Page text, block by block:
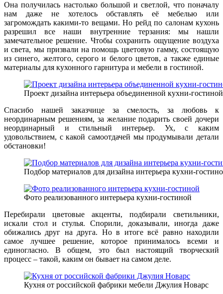
Она получилась настолько большой и светлой, что поначалу
нам даже не хотелось обставлять её мебелью или
загромождать какими-то вещами. Но рейд по салонам кухонь
разрешил все наши внутренние терзания: мы нашли
замечательное решение. Чтобы сохранить ощущение воздуха
и света, мы призвали на помощь цветовую гамму, состоящую
из синего, желтого, серого и белого цветов, а также единые
материалы для кухонного гарнитура и мебели в гостиной.
Проект дизайна интерьера объединенной кухни-гостиной
Спасибо нашей заказчице за смелость, за любовь к
неординарным решениям, за желание подарить своей дочери
неординарный и стильный интерьер. Ух, с каким
удовольствием, с какой самоотдачей мы продумывали детали
обстановки!
Подбор материалов для дизайна интерьера кухни-
Фото реализованного интерьера кухни-гостиной
Перебирали цветовые акценты, подбирали светильники,
искали стол и стулья. Спорили, доказывали, иногда даже
обижались друг на друга. Но в итоге всё равно находили
самое лучшее решение, которое принималось всеми и
единогласно. В общем, это был настоящий творческий
процесс – такой, каким он бывает на самом деле.
Кухня от российской фабрики мебели Джулия Новарс